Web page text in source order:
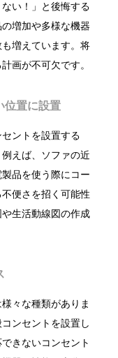
い！」と後悔する
増加や多様な機器
増えています。将
画が不可欠です。
位置に設置
ントを設置する
えば、ソファの近
品を使う際にコー
便さを招く可能性
生活動線図の作成
々な種類がありま
ンセントを設置し
きないコンセント